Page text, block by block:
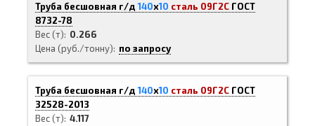
Труба бесшовная г/д140х10 сталь 09Г2С ГОСТ
8732-78
Вес (т)
0.266
Цена (руб./тонну)
по запросу
Труба бесшовная г/д140х10 сталь 09Г2С ГОСТ
32528-2013
Вес (т) 4.117